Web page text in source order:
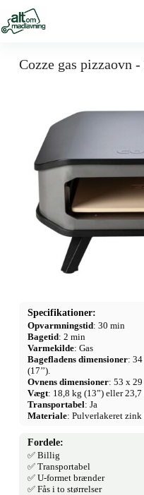
Cozze gas pizzaovn
Specifikationer:
Opvarmningstid: 30 min
Bagetid: 2 min
Varmekilde: Gas
Bagefladens dimensioner: 34
(17’’).
Ovnens dimensioner: 53 x 29
Vægt: 18,8 kg (13”) eller 23,7
Transportabel: Ja
Materiale: Pulverlakeret zink
Fordele:
✅ Billig
✅ Transportabel
✅ U-formet brænder
✅ Fås i to størrelser